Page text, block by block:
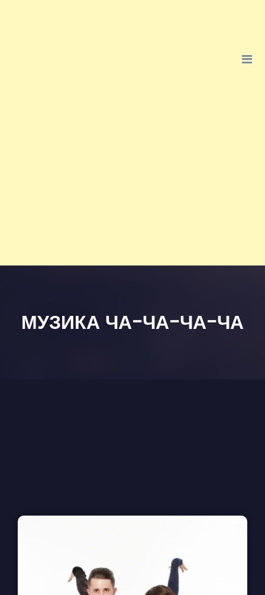
МУЗИКА ЧА-ЧА-ЧА-ЧА